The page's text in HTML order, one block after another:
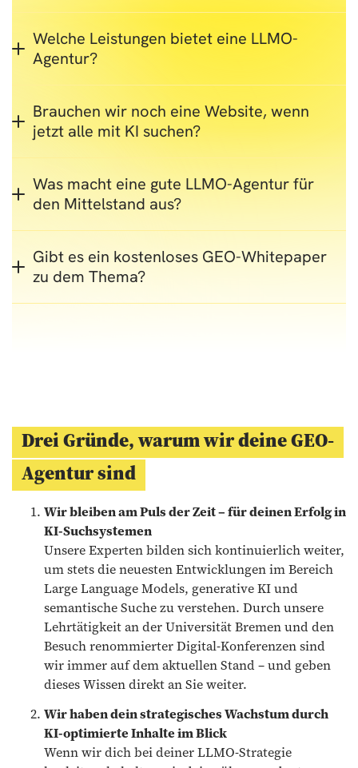
Welche Leistungen bietet eine LLMO-
Agentur?
Brauchen wir noch eine Website, wenn
jetzt alle mit KI suchen?
Was macht eine gute LLMO-Agentur für
den Mittelstand aus?
Gibt es ein kostenloses GEO-Whitepaper
zu dem Thema?
Drei Gründe, warum wir deine GEO-
Agentur sind
Wir bleiben am Puls der Zeit – für deinen Erfolg in
KI-Suchsystemen
Unsere Experten bilden sich kontinuierlich weiter,
um stets die neuesten Entwicklungen im Bereich
Large Language Models, generative KI und
semantische Suche zu verstehen. Durch unsere
Lehrtätigkeit an der Universität Bremen und den
Besuch renommierter Digital-Konferenzen sind
wir immer auf dem aktuellen Stand – und geben
dieses Wissen direkt an Sie weiter.
Wir haben dein strategisches Wachstum durch
KI-optimierte Inhalte im Blick
Wenn wir dich bei deiner LLMO-Strategie